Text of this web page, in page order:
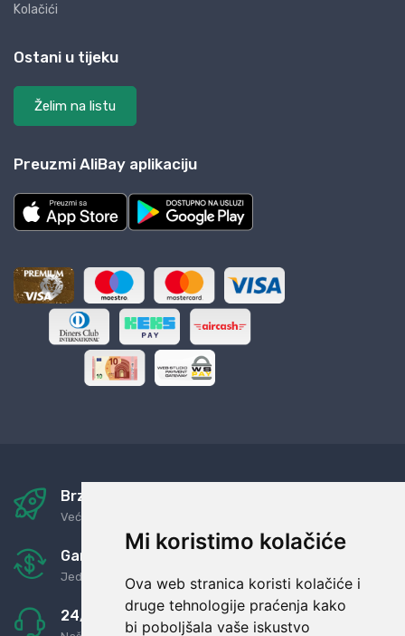
Mi koristimo kolačiće
Ova web stranica koristi kolačiće i
druge tehnologije praćenja kako
bi poboljšala vaše iskustvo
Kolačići
Ostani u tijeku
Želim na listu
Preuzmi AliBay aplikaciju
Brza i sigurna dostava
Već za nekoliko dana kod vas
Garancija u povrat novaca
Jednostavno pravilo: Roba za novac
24/7 odlična podrška